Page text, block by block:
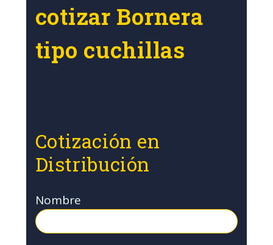
cotizar Bornera
tipo cuchillas
Cotización en
Distribución
Nombre